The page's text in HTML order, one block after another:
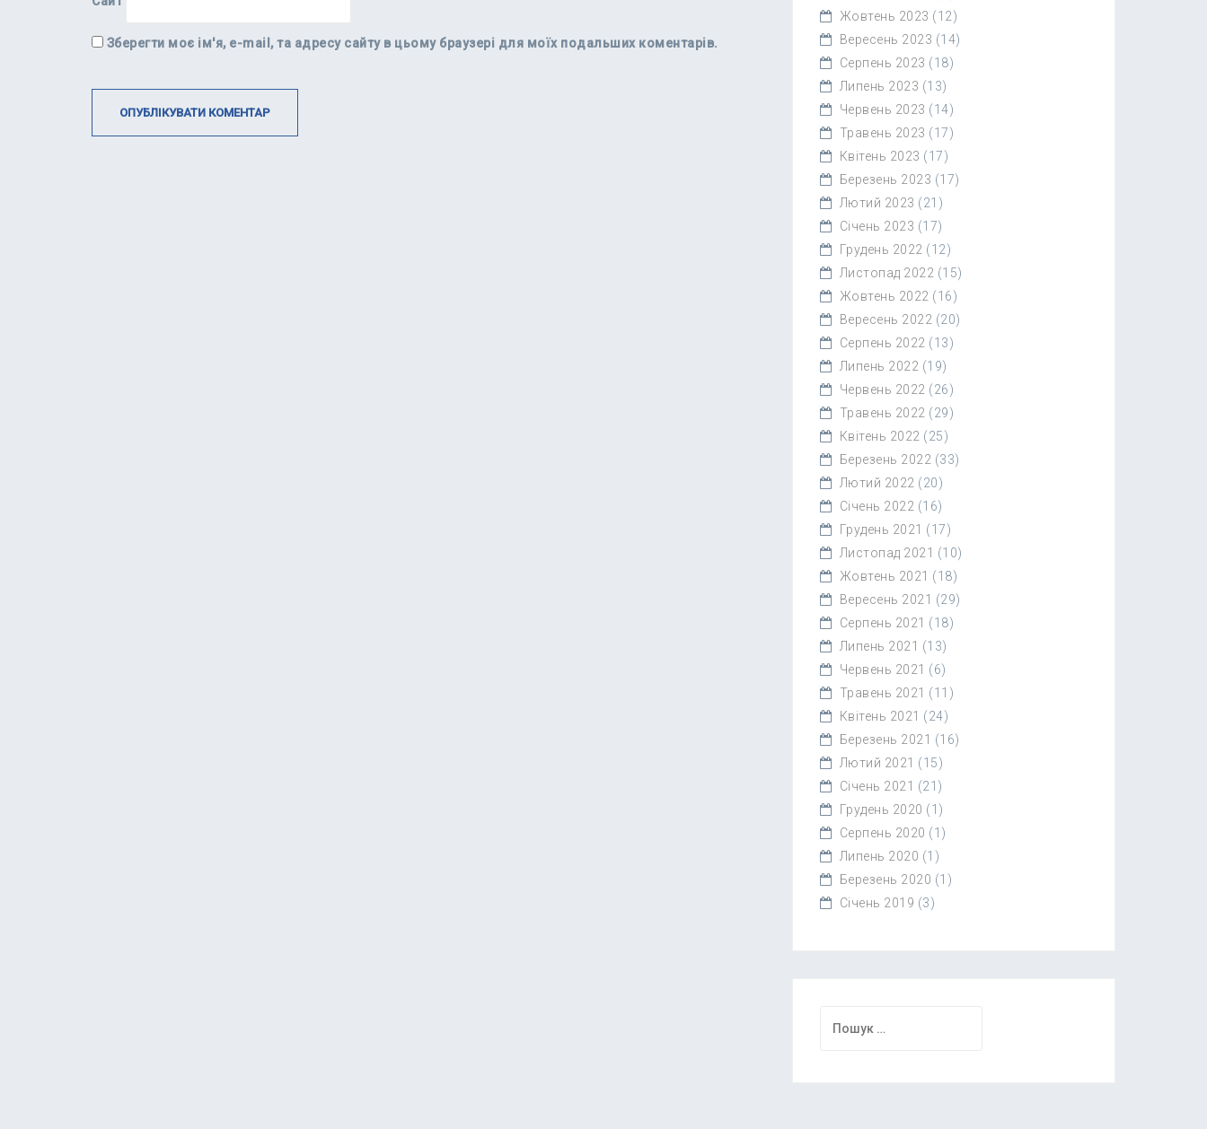
Зберегти моє ім'я, e-mail, та адресу сайту в цьому браузері для моїх подальших коментарів.
Жовтень 2023 (12)
Вересень 2023 (14)
Серпень 2023 (18)
Липень 2023 (13)
Червень 2023 (14)
Травень 2023 (17)
Квітень 2023 (17)
Березень 2023 (17)
Лютий 2023 (21)
Січень 2023 (17)
Грудень 2022 (12)
Листопад 2022 (15)
Жовтень 2022 (16)
Вересень 2022 (20)
Серпень 2022 (13)
Липень 2022 (19)
Червень 2022 (26)
Травень 2022 (29)
Квітень 2022 (25)
Березень 2022 (33)
Лютий 2022 (20)
Січень 2022 (16)
Грудень 2021 (17)
Листопад 2021 (10)
Жовтень 2021 (18)
Вересень 2021 (29)
Серпень 2021 (18)
Липень 2021 (13)
Червень 2021 (6)
Травень 2021 (11)
Квітень 2021 (24)
Березень 2021 (16)
Лютий 2021 (15)
Січень 2021 (21)
Грудень 2020 (1)
Серпень 2020 (1)
Липень 2020 (1)
Березень 2020 (1)
Січень 2019 (3)